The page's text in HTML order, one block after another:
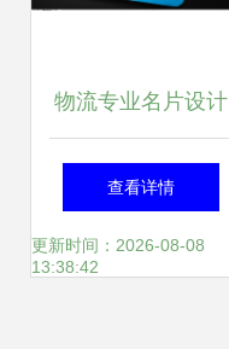
物流专业名片设计
简析 图片下载与模
板推荐
查看详情
更新时间：2026-08-08
13:38:42